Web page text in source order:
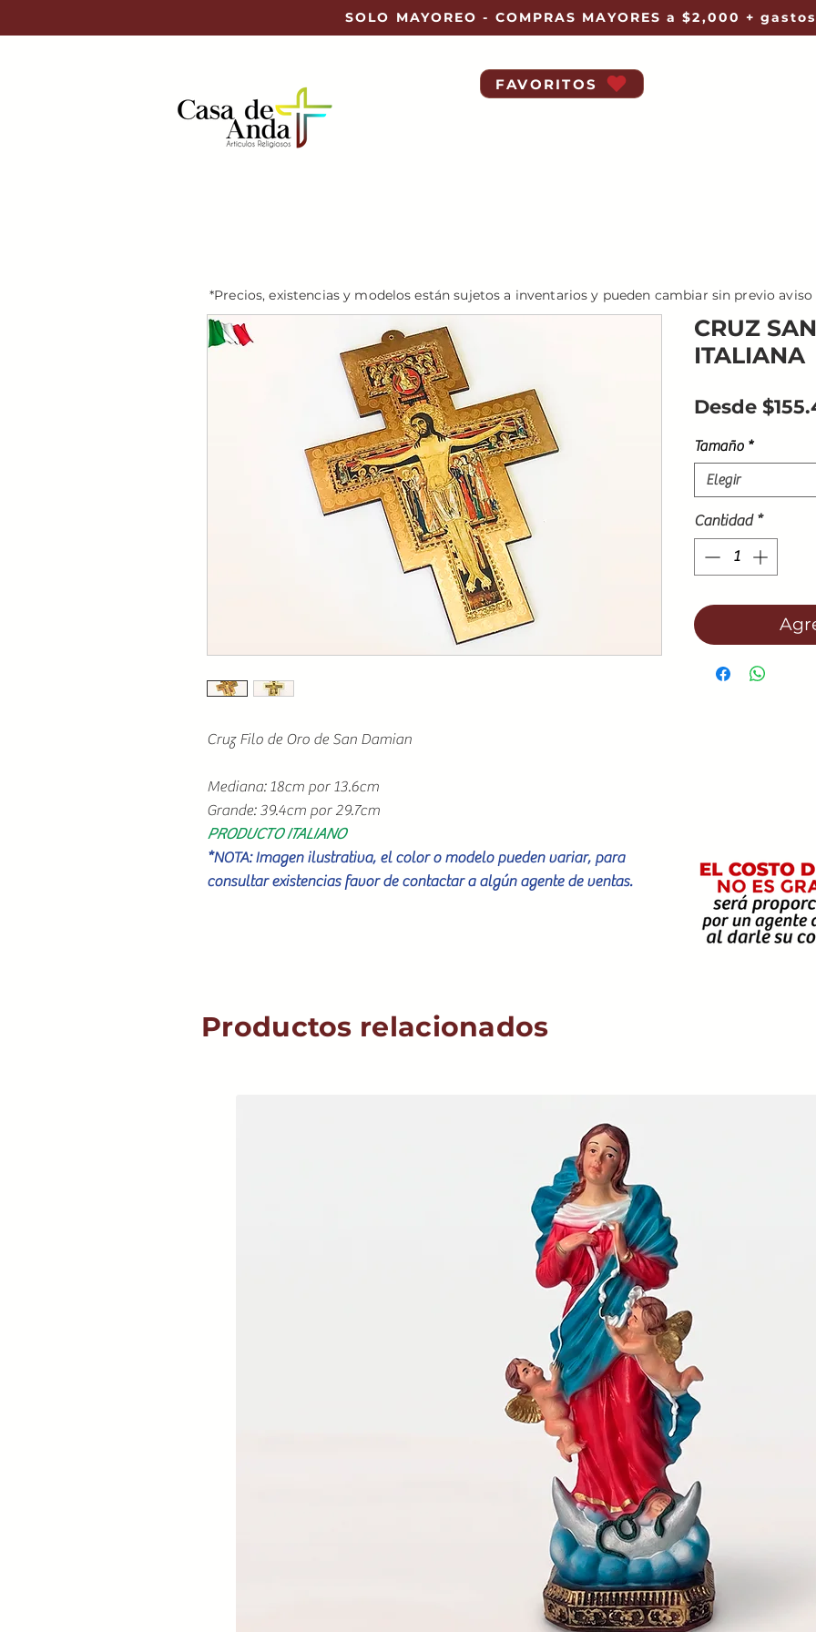
SOLO MAYOREO - COMPRAS MAYORES a $2,000 +
FAVORITOS
Cruz Filo de Oro de San Damian
Mediana: 18cm por 13.6cm
Grande: 39.4cm por 29.7cm
PRODUCTO ITALIANO
*NOTA: Imagen ilustrativa, el color o modelo pueden variar, para
consultar existencias favor de contactar a algún agente de ventas.
CRUZ
ITALIANA
Desde
Tamaño *
Elegir
Cantidad *
*Precios, existencias y modelos están sujetos a inventarios y pueden cambiar sin previo aviso
Productos relacionados